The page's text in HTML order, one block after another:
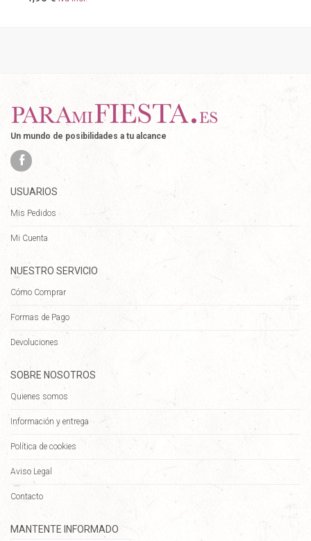
Un mundo de posibilidades a tu alcance
USUARIOS
Mis Pedidos
Mi Cuenta
NUESTRO SERVICIO
Cómo Comprar
Formas de Pago
Devoluciones
SOBRE NOSOTROS
Quienes somos
Información y entrega
Política de cookies
Aviso Legal
Contacto
MANTENTE INFORMADO